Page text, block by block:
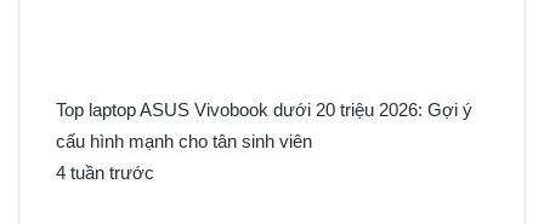
Top laptop ASUS Vivobook dưới 20 triệu 2026: Gợi ý
cấu hình mạnh cho tân sinh viên
4 tuần trước